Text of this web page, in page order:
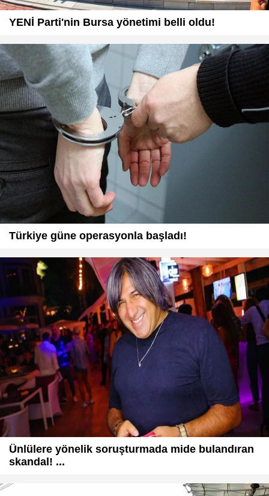
YENİ Parti'nin Bursa yönetimi belli oldu!
Türkiye güne operasyonla başladı!
Ünlülere yönelik soruşturmada mide bulandıran
skandal! ...